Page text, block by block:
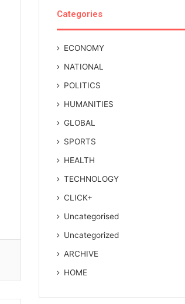
Categories
ECONOMY
NATIONAL
POLITICS
HUMANITIES
GLOBAL
SPORTS
HEALTH
TECHNOLOGY
CLICK+
Uncategorised
Uncategorized
ARCHIVE
HOME